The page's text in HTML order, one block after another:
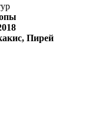
Пирей